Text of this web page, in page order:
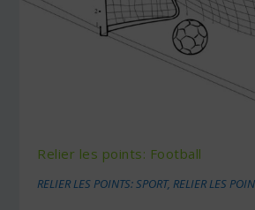
Relier les points: Football
RELIER LES POINTS: SPORT, RELIER LES